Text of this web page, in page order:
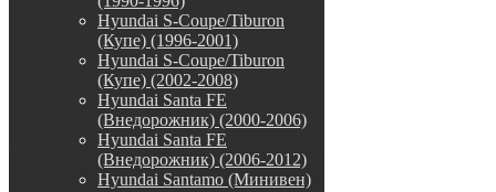
Hyundai S-Coupe/Tiburon
(Купе) (1996-2001)
Hyundai S-Coupe/Tiburon
(Купе) (2002-2008)
Hyundai Santa FE
(Внедорожник) (2000-2006)
Hyundai Santa FE
(Внедорожник) (2006-2012)
Hyundai Santamo (Минивен)